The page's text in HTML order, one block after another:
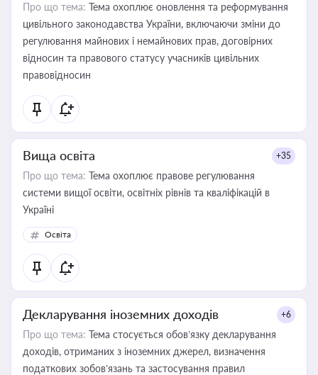
Про що тема: Тема охоплює оновлення та реформування
цивільного законодавства України, включаючи зміни до
регулювання майнових і немайнових прав, договірних
відносин та правового статусу учасників цивільних
правовідносин
Вища освіта +35
Про що тема: Тема охоплює правове регулювання
системи вищої освіти, освітніх рівнів та кваліфікацій в
Україні
Освіта
Декларування іноземних доходів +6
Про що тема: Тема стосується обов’язку декларування
доходів, отриманих з іноземних джерел, визначення
податкових зобов’язань та застосування правил